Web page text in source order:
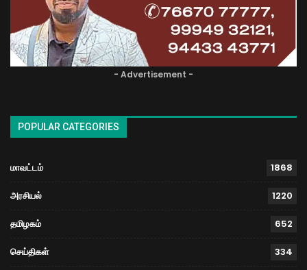
- Advertisement -
POPULAR CATEGORIES
மாவட்டம் 1868
அரசியல் 1220
தமிழகம் 652
செய்திகள் 334